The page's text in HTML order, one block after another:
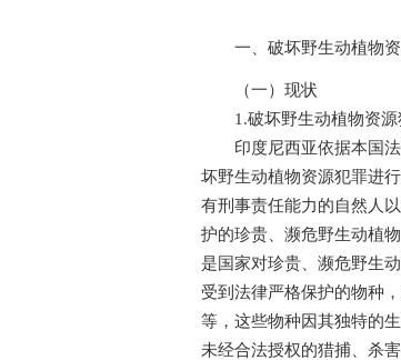
一、破坏野生动植物资
（一）现状
1.破坏野生动植物资源
印度尼西亚依据本国法
坏野生动植物资源犯罪进
有刑事责任能力的自然人
护的珍贵、濒危野生动植
是国家对珍贵、濒危野生
受到法律严格保护的物种
等，这些物种因其独特的
未经合法授权的猎捕、杀